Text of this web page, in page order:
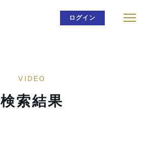
ログイン
VIDEO
検索結果